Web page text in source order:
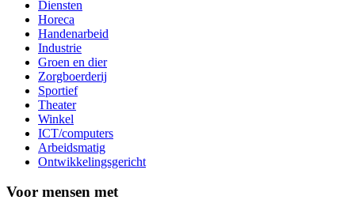
Diensten
Horeca
Handenarbeid
Industrie
Groen en dier
Zorgboerderij
Sportief
Theater
Winkel
ICT/computers
Arbeidsmatig
Ontwikkelingsgericht
Voor mensen met